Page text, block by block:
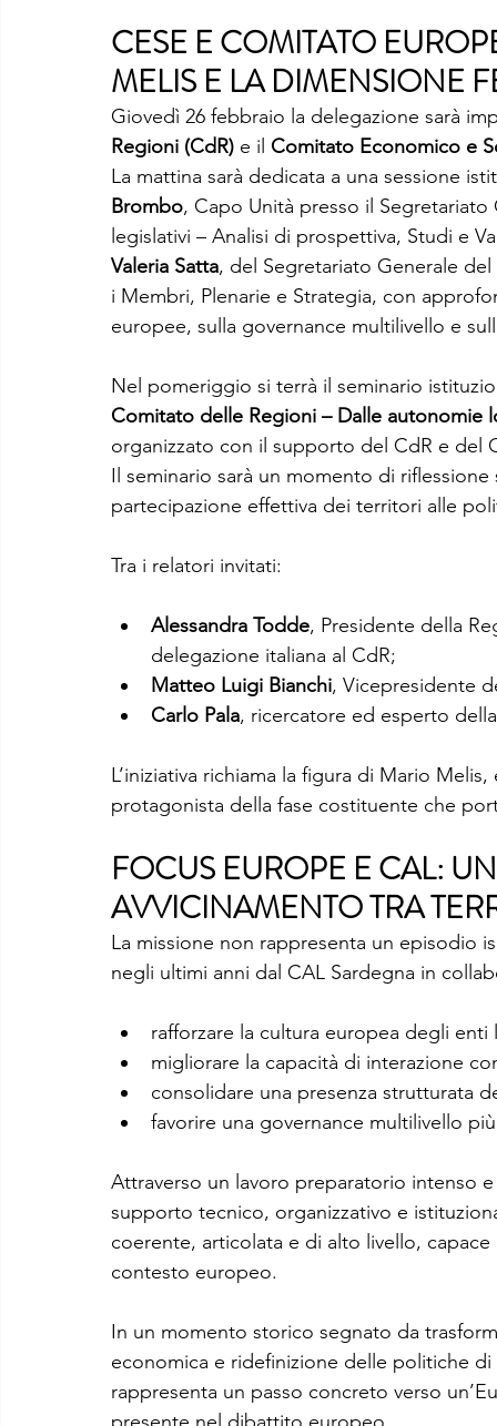
CESE E COMITATO
MELIS E LA DIMENSIONE
Giovedì 26 febbraio la delegazione sarà
Regioni (CdR) e il Comitato Economico e
La mattina sarà dedicata a una sessione
Brombo, Capo Unità presso il
legislativi – Analisi di prospettiva, Studi e
Valeria Satta, del Segretariato Generale
i Membri, Plenarie e Strategia, con
europee, sulla governance multilivello e
Nel pomeriggio si terrà il seminario
Comitato delle Regioni – Dalle autonomie
organizzato con il supporto del CdR e del
Il seminario sarà un momento di
partecipazione effettiva dei territori alle
Tra i relatori invitati:
Alessandra Todde, Presidente della
delegazione italiana al CdR;
Matteo Luigi Bianchi, Vicepresidente
Carlo Pala, ricercatore ed esperto
L’iniziativa richiama la figura di Mario
protagonista della fase costituente che
FOCUS EUROPE E CAL:
AVVICINAMENTO TRA
La missione non rappresenta un episodio
negli ultimi anni dal CAL Sardegna in
rafforzare la cultura europea degli enti
migliorare la capacità di interazione
consolidare una presenza strutturata
favorire una governance multilivello
Attraverso un lavoro preparatorio intenso
supporto tecnico, organizzativo e
coerente, articolata e di alto livello,
contesto europeo.
In un momento storico segnato da
economica e ridefinizione delle politiche
rappresenta un passo concreto verso